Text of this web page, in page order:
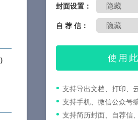
封面设置：
自 荐 信：
使用
支持导出文档、打印、
支持手机、微信公众号
支持简历封面、自荐信
）